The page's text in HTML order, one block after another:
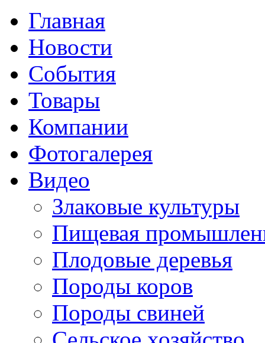
Главная
Новости
События
Товары
Компании
Фотогалерея
Видео
Злаковые культуры
Пищевая
Плодовые деревья
Породы коров
Породы свиней